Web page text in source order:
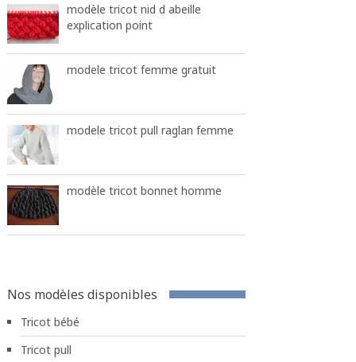
modèle tricot nid d abeille
explication point
modele tricot femme gratuit
modele tricot pull raglan femme
modèle tricot bonnet homme
Nos modèles disponibles
Tricot bébé
Tricot pull